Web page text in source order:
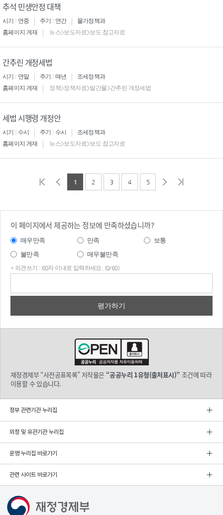
추석 민생안정 대책
시기 : 연중 주기 : 연간
물가정책과
홈페이지 게재
뉴스>보도자료>보도·참고자료
간추린 개정세법
시기 : 연말 주기 : 매년
조세정책과
홈페이지 게재
정책>정책자료>발간물>간추린 개정세법
세법 시행령 개정안
시기 : 수시 주기 : 수시
조세정책과
홈페이지 게재
뉴스>보도자료>보도·참고자료
1 2 3 4 5
이 페이지에서 제공하는 정보에 만족하셨습니까?
매우만족 만족
보통
불만족
매우불만족
* 의견쓰기 : 60자 이내로 입력하세요. (0/60)
재정경제부 “사전공표목록” 저작물은 “공공누리 1유형(출처표시)” 조건에 따라
이용할 수 있습니다.
정부 관련기관 누리집
외청 및 유관기관 누리집
운영 누리집 바로가기
관련 사이트 바로가기